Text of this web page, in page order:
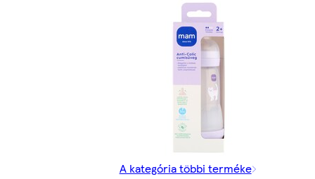
A kategória többi terméke